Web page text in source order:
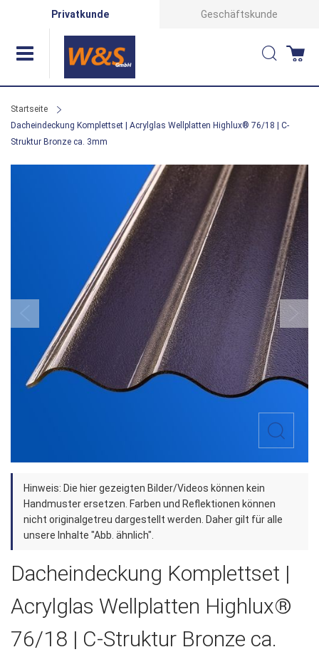
Privatkunde Geschäftskunde
Suche
Startseite
Dacheindeckung Komplettset | Acrylglas Wellplatten Highlux® 76/18 | C-
Struktur Bronze ca. 3mm
Zum
Anfang
der
Bildergalerie
Hinweis: Die hier gezeigten Bilder/Videos können kein
Handmuster ersetzen. Farben und Reflektionen können
nicht originalgetreu dargestellt werden. Daher gilt für alle
unsere Inhalte "Abb. ähnlich".
Dacheindeckung Komplettset |
Acrylglas Wellplatten Highlux®
76/18 | C-Struktur Bronze ca.